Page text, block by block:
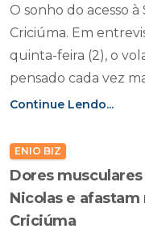
O sonho do acesso
Criciúma. Em
quinta-feira (2), o
pensado cada vez
Continue Lendo...
ENIO BIZ
Dores
Nicolas e
Criciúma